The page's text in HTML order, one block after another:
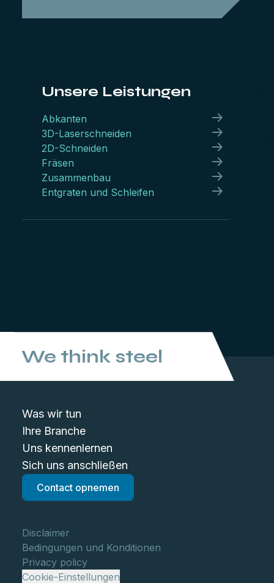
Unsere Leistungen
Abkanten
3D-Laserschneiden
2D-Schneiden
Fräsen
Zusammenbau
Entgraten und Schleifen
We think steel
Was wir tun
Ihre Branche
Uns kennenlernen
Sich uns anschließen
Contact opnemen
Disclaimer
Bedingungen und Konditionen
Privacy policy
Cookie-Einstellungen